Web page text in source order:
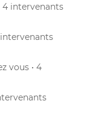
4 intervenants
intervenants
vous • 4